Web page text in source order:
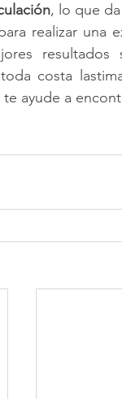
, lo que
realizar una
costa
ayude a